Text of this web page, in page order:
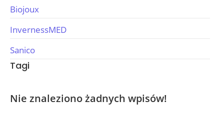
Biojoux
InvernessMED
Sanico
Tagi
Nie znaleziono żadnych wpisów!